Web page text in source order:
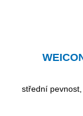
střední